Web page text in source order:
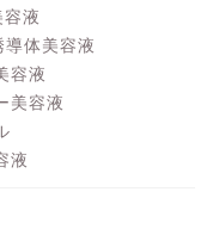
液
体美容液
容液
美容液
液